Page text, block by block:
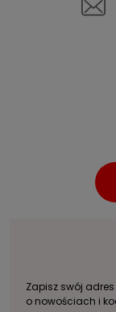
Zapisz swój
o nowościach i